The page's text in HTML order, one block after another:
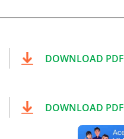
DOWNLOAD PDF
DOWNLOAD PDF